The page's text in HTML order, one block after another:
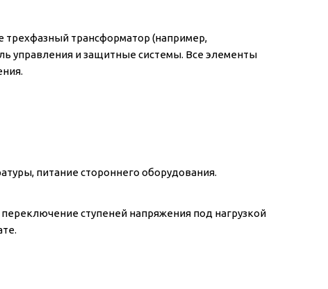
трансформатор (например,
управления и защитные системы. Все элементы
питание стороннего оборудования.
ступеней напряжения под нагрузкой